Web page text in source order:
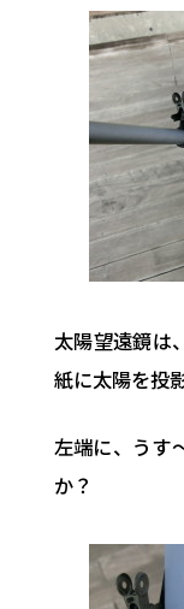
太陽望遠鏡は
紙に太陽を投
左端に、うす
か？